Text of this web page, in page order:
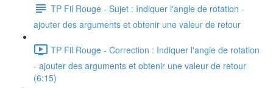
TP Fil Rouge - Sujet : Indiquer l'angle de rotation -
ajouter des arguments et obtenir une valeur de retour
TP Fil Rouge - Correction : Indiquer l'angle de rotation
- ajouter des arguments et obtenir une valeur de retour
(6:15)